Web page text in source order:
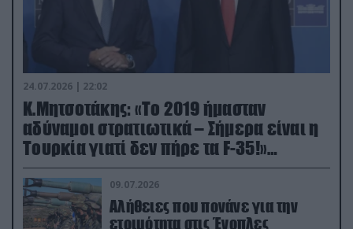
24.07.2026 | 22:02
Κ.Μητσοτάκης: «Το 2019 ήμασταν
αδύναμοι στρατιωτικά – Σήμερα είναι η
Τουρκία γιατί δεν πήρε τα F-35!»
(βίντεο)
09.07.2026
Αλήθειες που πονάνε για την
ετοιμότητα στις Ένοπλες